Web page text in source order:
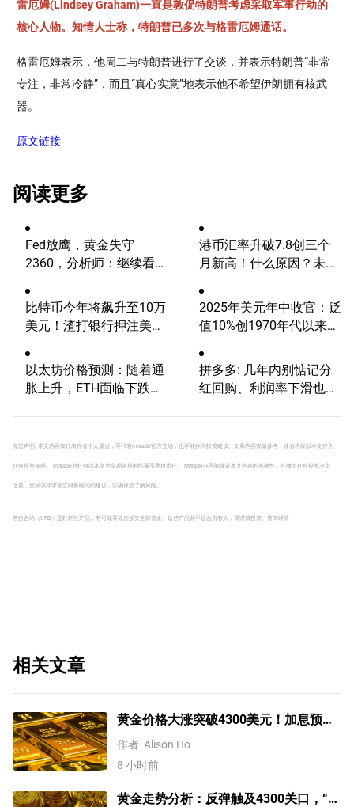
雷厄姆(Lindsey Graham)一直是敦促特朗普考虑采取军事行动的
核心人物。知情人士称，特朗普已多次与格雷厄姆通话。
格雷厄姆表示，他周二与特朗普进行了交谈，并表示特朗普“非常
专注，非常冷静”，而且“真心实意”地表示他不希望伊朗拥有核武
器。
原文链接
阅读更多
Fed放鹰，黄金失守
2360，分析师：继续看
港币汇率升破7.8创三个
月新高！什么原因？未来
比特币今年将飙升至10万
美元！渣打银行押注美国
2025年美元年中收官：贬
值10%创1970年代以来最
以太坊价格预测：随着通
胀上升，ETH面临下跌风
拼多多: 几年内别惦记分
红回购、利润率下滑也不
免责声明: 本文内容仅代表作者个人观点，不代表mitrade官方立场，也不能作为投资建议。文章内容仅做参考，读者不应以本文作为
任何投资依据。 mitrade对任何以本文为交易依据的结果不承担责任。 Mitrade亦不能保证本文内容的准确性。在做出任何投资决定
之前，您应该寻求独立财务顾问的建议，以确保您了解风险。
差价合约（CFD）是杠杆性产品，有可能导致您损失全部资金。这些产品并不适合所有人，请谨慎投资。 查阅详情
相关文章
黄金价格大涨突破4300美元！加息预期
降温叠加央行购金，未来继续涨？
作者 Alison Ho
8 小时前
黄金走势分析：反弹触及4300关口，“双